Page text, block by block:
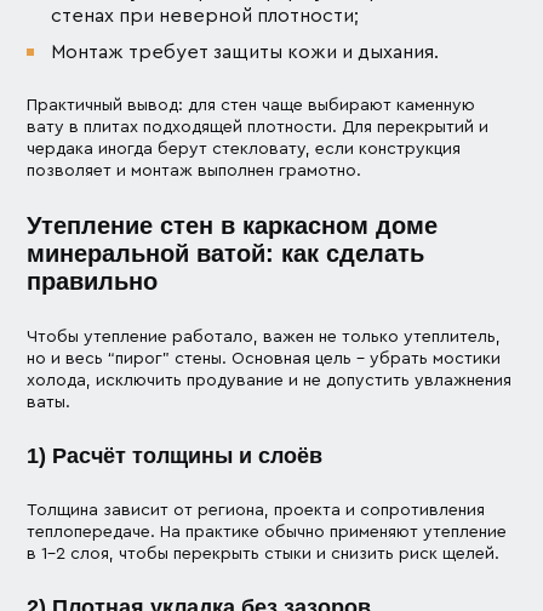
стенах при неверной плотности;
Монтаж требует защиты кожи и дыхания.
Практичный вывод: для стен чаще выбирают каменную
вату в плитах подходящей плотности. Для перекрытий и
чердака иногда берут стекловату, если конструкция
позволяет и монтаж выполнен грамотно.
Утепление стен в каркасном доме
минеральной ватой: как сделать
правильно
Чтобы утепление работало, важен не только утеплитель,
но и весь “пирог” стены. Основная цель – убрать мостики
холода, исключить продувание и не допустить увлажнения
ваты.
1) Расчёт толщины и слоёв
Толщина зависит от региона, проекта и сопротивления
теплопередаче. На практике обычно применяют утепление
в 1–2 слоя, чтобы перекрыть стыки и снизить риск щелей.